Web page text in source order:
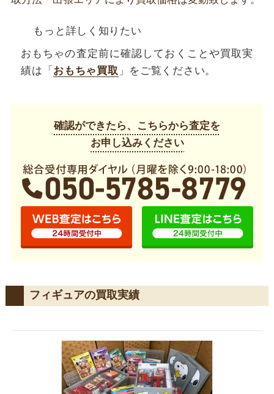
もっと詳しく知りたい
おもちゃの査定前に確認しておくことや買取実
績は「 おもちゃ買取 」をご覧ください。
確認ができたら、こちらから査定を
お申し込みください
フィギュアの買取実績